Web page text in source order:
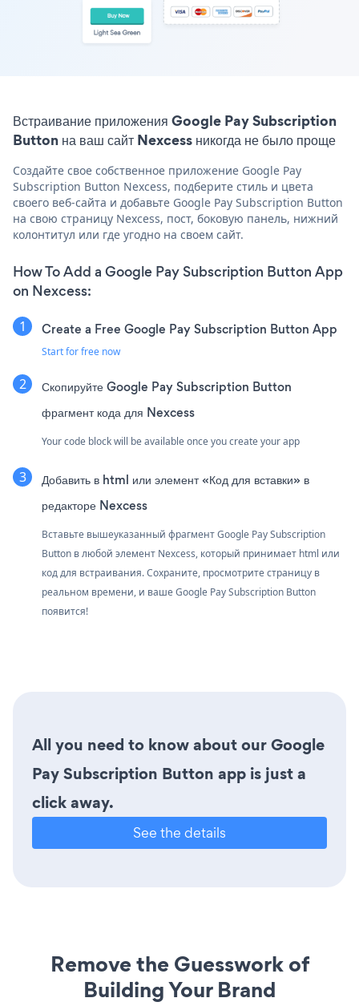
Встраивание приложения Google Pay Subscription
Button на ваш сайт Nexcess никогда не было проще
Создайте свое собственное приложение Google Pay
Subscription Button Nexcess, подберите стиль и цвета
своего веб-сайта и добавьте Google Pay Subscription Button
на свою страницу Nexcess, пост, боковую панель, нижний
колонтитул или где угодно на своем сайт.
How To Add a Google Pay Subscription Button App
on Nexcess:
Create a Free Google Pay Subscription Button App
Start for free now
Скопируйте Google Pay Subscription Button
фрагмент кода для Nexcess
Your code block will be available once you create your app
Добавить в html или элемент «Код для вставки» в
редакторе Nexcess
Вставьте вышеуказанный фрагмент Google Pay Subscription
Button в любой элемент Nexcess, который принимает html или
код для встраивания. Сохраните, просмотрите страницу в
реальном времени, и ваше Google Pay Subscription Button
появится!
All you need to know about our Google
Pay Subscription Button app is just a
click away.
See the details
Remove the Guesswork of
Building Your Brand